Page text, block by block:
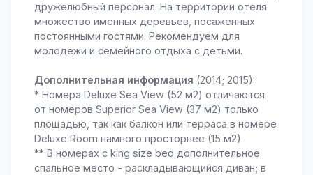
дружелюбный персонал. На территории отеля
множество именных деревьев, посаженных
постоянными гостями. Рекомендуем для
молодежи и семейного отдыха с детьми.
Дополнительная информация (2014; 2015):
* Номера Deluxe Sea View (52 м2) отличаются
от номеров Superior Sea View (37 м2) только
площадью, так как балкон или терраса в номере
Deluxe Room намного просторнее (15 м2).
** В номерах с king size bed дополнительное
спальное место - раскладывающийся диван; в